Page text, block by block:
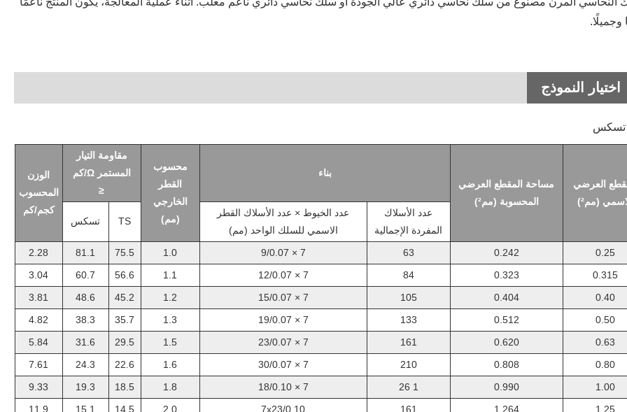
وجميلًا.
اختيار النموذج
تسكس
العرضي
(مم²)
مساحة المقطع العرضي
المحسوبة (مم²)
بناء
محسوب
القطر
الخارجي
(مم)
مقاومة التيار
المستمر Ω/كم
≤
الوزن
المحسوب
كجم/كم
عدد الأسلاك
المفردة الإجمالية
عدد الخيوط × عدد الأسلاك القطر
الاسمي للسلك الواحد (مم)
TS تسكس
0.25
0.242
63
7 × 9/0.07
1.0
75.5
81.1
2.28
0.315
0.323
84
7 × 12/0.07
1.1
56.6
60.7
3.04
0.40
0.404
105
7 × 15/0.07
1.2
45.2
48.6
3.81
0.50
0.512
133
7 × 19/0.07
1.3
35.7
38.3
4.82
0.63
0.620
161
7 × 23/0.07
1.5
29.5
31.6
5.84
0.80
0.808
210
7 × 30/0.07
1.6
22.6
24.3
7.61
1.00
0.990
1 26
7 × 18/0.10
1.8
18.5
19.3
9.33
1.25
1.264
161
7x23/0.10
2.0
14.5
15.1
11.9